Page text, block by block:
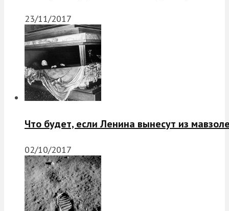
23/11/2017
Что будет, если Ленина вынесут из
02/10/2017